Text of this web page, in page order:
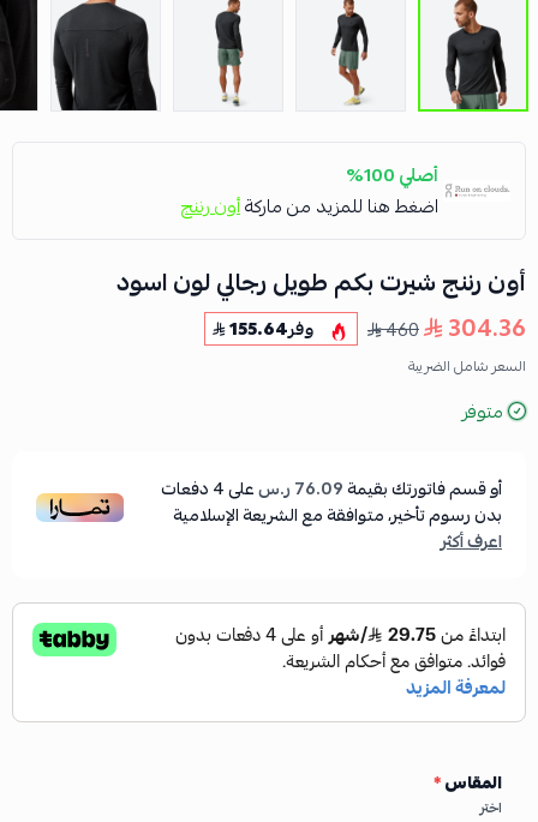
أصلي 100%
اضغط هنا للمزيد من ماركةأون رننج
أون رننج شيرت بكم طويل رجالي لون اسود
304.36
460 وفر155.64
السعر شامل الضريبة
متوفر
أو قسم فاتورتك بقيمة76.09 ر.س على4دفعات
بدون رسوم تأخير، متوافقة مع الشريعة الإسلامية
اعرف أكثر
المقاس*
اختر